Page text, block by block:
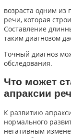
возраста одним из
речи, которая
Составление
таким диагнозом
Точный диагноз
обследования.
Что может
апраксии
К развитию
нормального
негативным